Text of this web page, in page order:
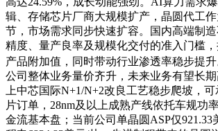
辑、存储芯片厂商大规模扩产，晶圆代工
节，市场需求同步快速扩容。国内高端制
精度、量产良率及规模化交付的准入门槛
产品附加值，同时带动行业渗透率稳步提
公司整体业务量价齐升，未来业务有望长
上中芯国际N+1/N+2改良工艺稳步爬坡，
片订单，28nm及以上成熟产线依托车规功
金流基本盘；当前公司单晶圆ASP仅921.33